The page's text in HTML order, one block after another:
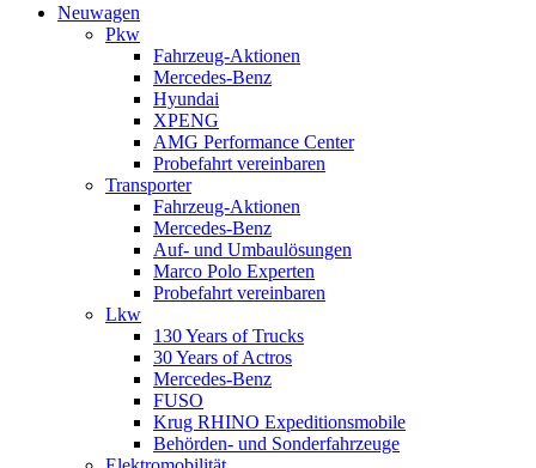
Neuwagen
Pkw
Fahrzeug-Aktionen
Mercedes-Benz
Hyundai
XPENG
AMG Performance Center
Probefahrt vereinbaren
Transporter
Fahrzeug-Aktionen
Mercedes-Benz
Auf- und Umbaulösungen
Marco Polo Experten
Probefahrt vereinbaren
Lkw
130 Years of Trucks
30 Years of Actros
Mercedes-Benz
FUSO
Krug RHINO Expeditionsmobile
Behörden- und Sonderfahrzeuge